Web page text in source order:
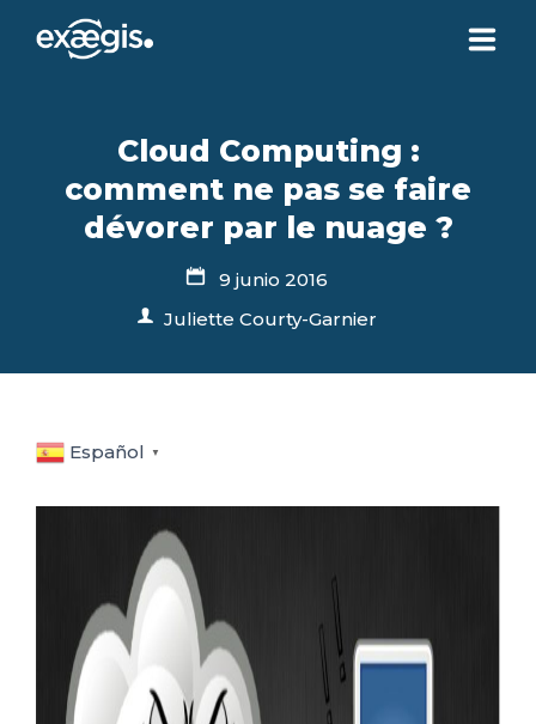
NUESTRAS OFERTAS
Cloud Computing :
comment ne pas se faire
dévorer par le nuage ?
9 junio 2016
Juliette Courty-Garnier
Español ▼